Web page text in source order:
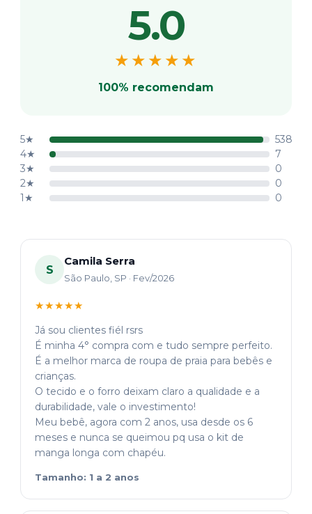
5.0
★★★★★
100% recomendam
5★
538
4★
7
3★
0
2★
0
1★
0
S
Camila Serra
São Paulo, SP · Fev/2026
★★★★★
Já sou clientes fiél rsrs
É minha 4° compra com e tudo sempre perfeito.
É a melhor marca de roupa de praia para bebês e
crianças.
O tecido e o forro deixam claro a qualidade e a
durabilidade, vale o investimento!
Meu bebê, agora com 2 anos, usa desde os 6
meses e nunca se queimou pq usa o kit de
manga longa com chapéu.
Tamanho: 1 a 2 anos